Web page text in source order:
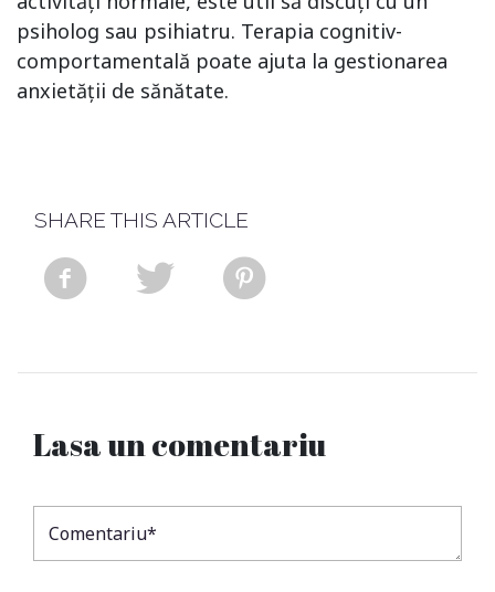
psiholog sau psihiatru. Terapia cognitiv-
comportamentală poate ajuta la gestionarea
anxietății de sănătate.
SHARE THIS ARTICLE
Lasa un comentariu